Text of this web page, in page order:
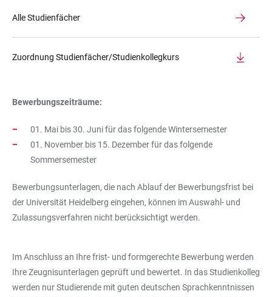
Alle Studienfächer
Zuordnung Studienfächer/Studienkollegkurs
Bewerbungszeiträume:
01. Mai bis 30. Juni für das folgende Wintersemester
01. November bis 15. Dezember für das folgende
Sommersemester
Bewerbungsunterlagen, die nach Ablauf der Bewerbungsfrist bei
der Universität Heidelberg eingehen, können im Auswahl- und
Zulassungsverfahren nicht berücksichtigt werden.
Im Anschluss an Ihre frist- und formgerechte Bewerbung werden
Ihre Zeugnisunterlagen geprüft und bewertet. In das Studienkolleg
werden nur Studierende mit guten deutschen Sprachkenntnissen